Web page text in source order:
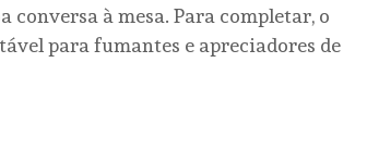
conversa à mesa. Para completar, o
para fumantes e apreciadores de